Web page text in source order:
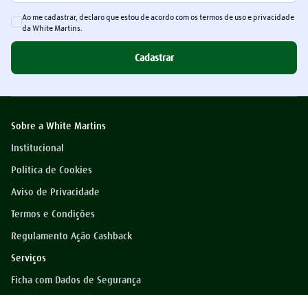
Ao me cadastrar, declaro que estou de acordo com os termos de uso e privacidade
da White Martins.
Cadastrar
Sobre a White Martins
Institucional
Política de Cookies
Aviso de Privacidade
Termos e Condições
Regulamento Ação Cashback
Serviços
Ficha com Dados de Segurança